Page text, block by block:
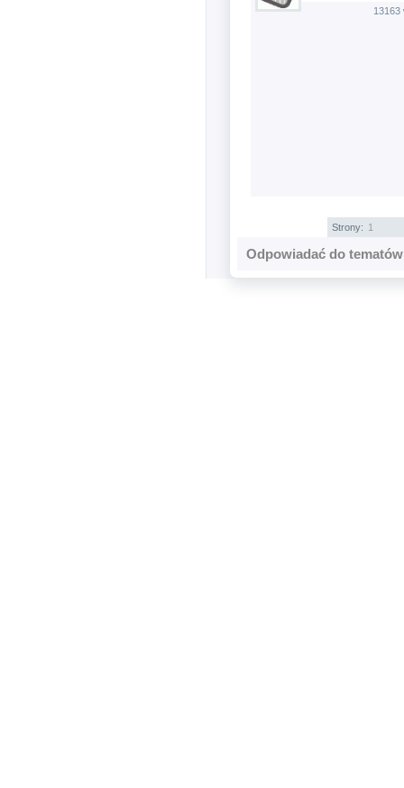
13163
Strony: 1
Odpowiadać do